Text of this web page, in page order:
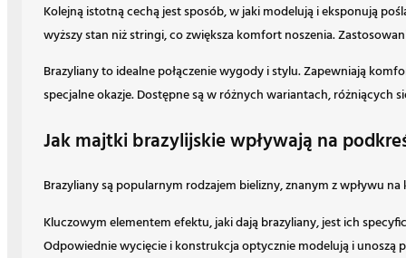
Kolejną istotną cechą jest sposób, w jaki modelują i eksponują
wyższy stan niż stringi, co zwiększa komfort noszenia.
Brazyliany to idealne połączenie wygody i stylu. Zapewniają
specjalne okazje. Dostępne są w różnych wariantach, różniących
Jak majtki brazylijskie wpływają na
Brazyliany są popularnym rodzajem bielizny, znanym z wpływu
Kluczowym elementem efektu, jaki dają brazyliany, jest ich
Odpowiednie wycięcie i konstrukcja optycznie modelują i unoszą